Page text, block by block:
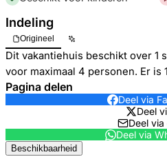
Indeling
Origineel
Dit vakantiehuis beschikt over 1
voor maximaal 4 personen. Er is
Pagina delen
Deel via
Deel
Deel via
Deel via
Beschikbaarheid